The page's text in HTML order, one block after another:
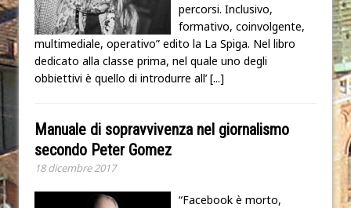
percorsi. Inclusivo,
formativo, coinvolgente,
multimediale, operativo” edito la La Spiga. Nel libro
dedicato alla classe prima, nel quale uno degli
obbiettivi è quello di introdurre all’[...]
Manuale di sopravvivenza nel giornalismo
secondo Peter Gomez
18 dicembre 2017
“Facebook è morto,